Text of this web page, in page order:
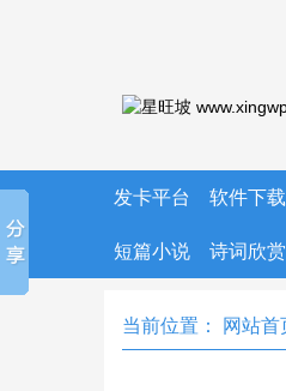
发卡平台 软件下载
短篇小说 诗词欣赏
当前位置： 网站首